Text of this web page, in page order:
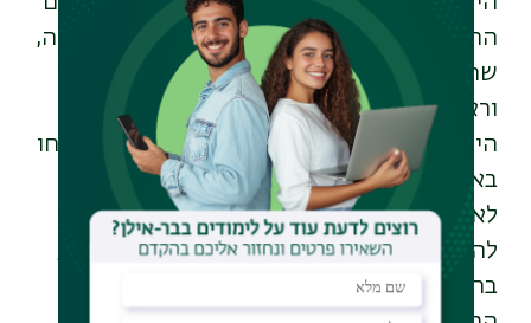
הרלוונטיים, ובהם נשיא המדינה, ראש הממשלה,
שר המשפטים, יו"ר ועדת חוקה, חוק ומשפט
וראשי האופוזיציה, ומציעים להם לרתום את
הידע האקדמי והמקצועי ואת המיומנות שפותחו
באוניברסיטת בר־אילן לצורך גיבוש הסכמות
לאומיות בנושאים שבמחלוקת. אנו נכונים
להעמיד באופן מיידי את אמצעי האוניברסיטה,
בראש ובראשונה את ההון האנושי ואת הידע